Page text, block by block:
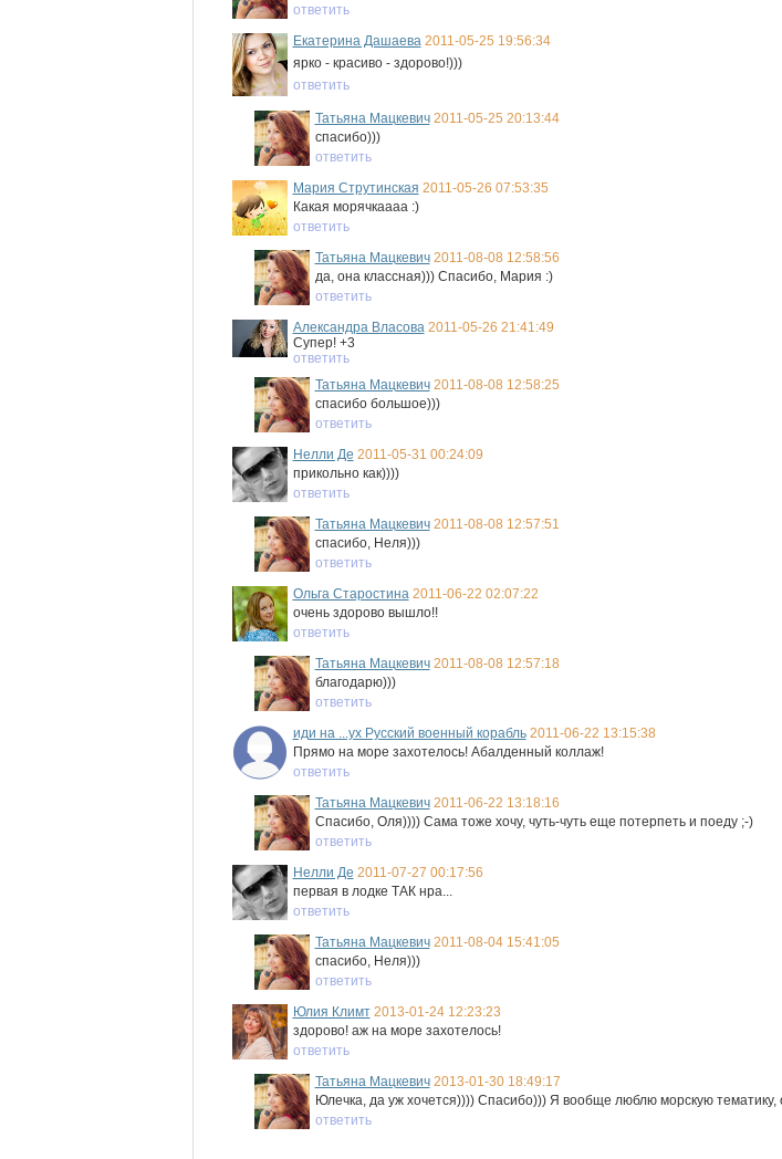
ответить
Екатерина Дашаева 2011-05-25 19:56:34
ярко - красиво - здорово!)))
ответить
Татьяна Мацкевич 2011-05-25 20:13:44
спасибо)))
ответить
Мария Струтинская 2011-05-26 07:53:35
Какая морячкаааа :)
ответить
Татьяна Мацкевич 2011-08-08 12:58:56
да, она классная))) Спасибо, Мария :)
ответить
Александра Власова 2011-05-26 21:41:49
Супер! +3
ответить
Татьяна Мацкевич 2011-08-08 12:58:25
спасибо большое)))
ответить
Нелли Де 2011-05-31 00:24:09
прикольно как))))
ответить
Татьяна Мацкевич 2011-08-08 12:57:51
спасибо, Неля)))
ответить
Ольга Старостина 2011-06-22 02:07:22
очень здорово вышло!!
ответить
Татьяна Мацкевич 2011-08-08 12:57:18
благодарю)))
ответить
иди на ...ух Русcкий военный корабль 2011-06-22 13:15:38
Прямо на море захотелось! Абалденный коллаж!
ответить
Татьяна Мацкевич 2011-06-22 13:18:16
Спасибо, Оля)))) Сама тоже хочу, чуть-чуть еще потерпеть и поеду ;-)
ответить
Нелли Де 2011-07-27 00:17:56
первая в лодке ТАК нра...
ответить
Татьяна Мацкевич 2011-08-04 15:41:05
спасибо, Неля)))
ответить
Юлия Климт 2013-01-24 12:23:23
здорово! аж на море захотелось!
ответить
Татьяна Мацкевич 2013-01-30 18:49:17
Юлечка, да уж хочется)))) Спасибо))) Я вообще люблю морскую тематику,
ответить